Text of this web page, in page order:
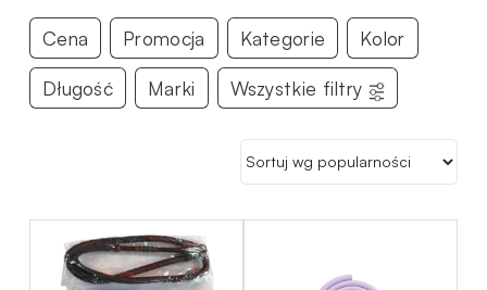
Cena Promocja Kategorie Kolor
Długość Marki Wszystkie filtry